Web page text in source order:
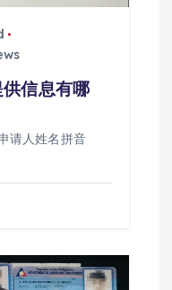
信息有哪
请人姓名拼音